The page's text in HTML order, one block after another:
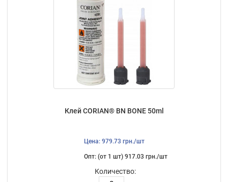
Клей CORIAN® BN BONE 50ml
Цена: 979.73 грн./шт
Опт: (от 1 шт) 917.03 грн./шт
Количество: